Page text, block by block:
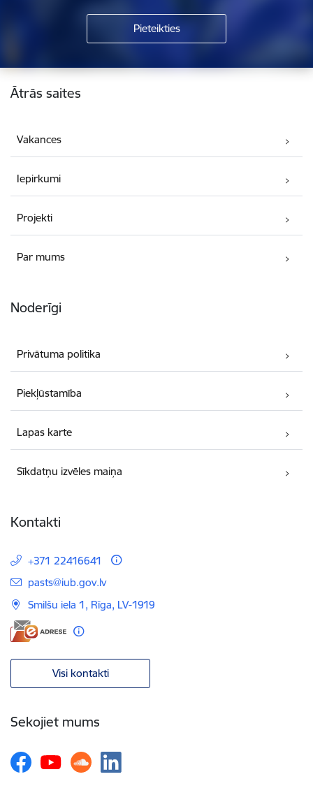
Kājene
Ātrās saites
Vakances
Iepirkumi
Projekti
Par mums
Noderīgi
Privātuma politika
Piekļūstamība
Lapas karte
Sīkdatņu izvēles maiņa
Kontakti
+371 22416641
E-pasts:
pasts@iub.gov.lv
Smilšu iela 1, Rīga, LV-1919
Visi kontakti
Sekojiet mums